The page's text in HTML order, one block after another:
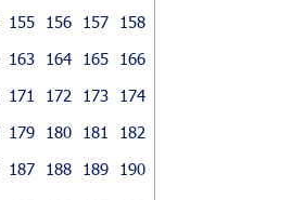
155 156 157
158
163 164 165
166
171 172 173
174
179 180 181
182
187 188 189
190